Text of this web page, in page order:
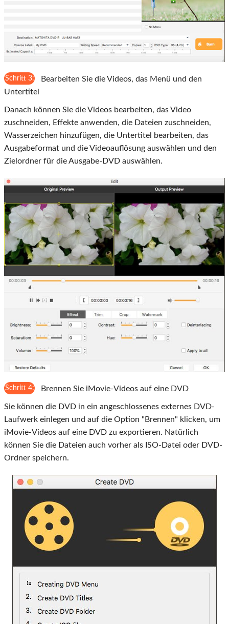
Schritt 3:
Bearbeiten Sie die Videos, das Menü und den
Untertitel
Danach können Sie die Videos bearbeiten, das Video
zuschneiden, Effekte anwenden, die Dateien zuschneiden,
Wasserzeichen hinzufügen, die Untertitel bearbeiten, das
Ausgabeformat und die Videoauflösung auswählen und den
Zielordner für die Ausgabe-DVD auswählen.
Schritt 4: Brennen Sie iMovie-Videos auf eine DVD
Sie können die DVD in ein angeschlossenes externes DVD-
Laufwerk einlegen und auf die Option "Brennen" klicken, um
iMovie-Videos auf eine DVD zu exportieren. Natürlich
können Sie die Dateien auch vorher als ISO-Datei oder DVD-
Ordner speichern.